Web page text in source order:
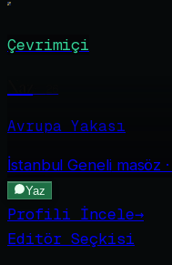
Çevrimiçi
Avrupa Yakası
İstanbul Genelimasöz
Yaz
Profili İncele→
Editör Seçkisi